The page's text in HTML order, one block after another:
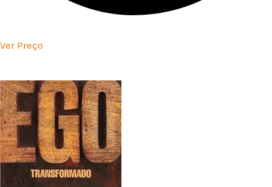
Ver Preço